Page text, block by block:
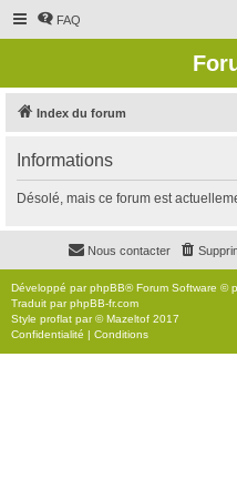
FAQ
Index du forum
Informations
Désolé, mais ce forum est
Nous contacter
Développé parphpBB® Forum Software ©
Traduit parphpBB-fr.com
Style proflat par ©Mazeltof 2017
Confidentialité | Conditions